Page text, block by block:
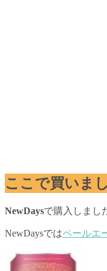
ここで買いま
NewDaysで購入しまし
NewDaysではペールエ